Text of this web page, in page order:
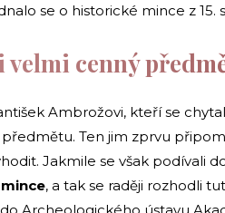
se o historické mince z 15.
velmi cenný
Ambrožovi, kteří se
Ten jim zprvu
Jakmile se však podívali
, a tak se raději rozhodli
Archeologického ústavu